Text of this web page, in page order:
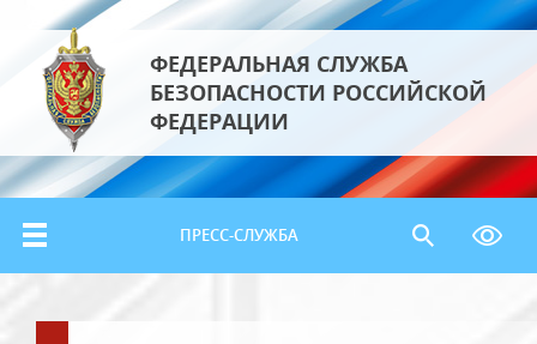
ФЕДЕРАЛЬНАЯ СЛУЖБА
БЕЗОПАСНОСТИ РОССИЙСКОЙ
ФЕДЕРАЦИИ
ПРЕСС-СЛУЖБА